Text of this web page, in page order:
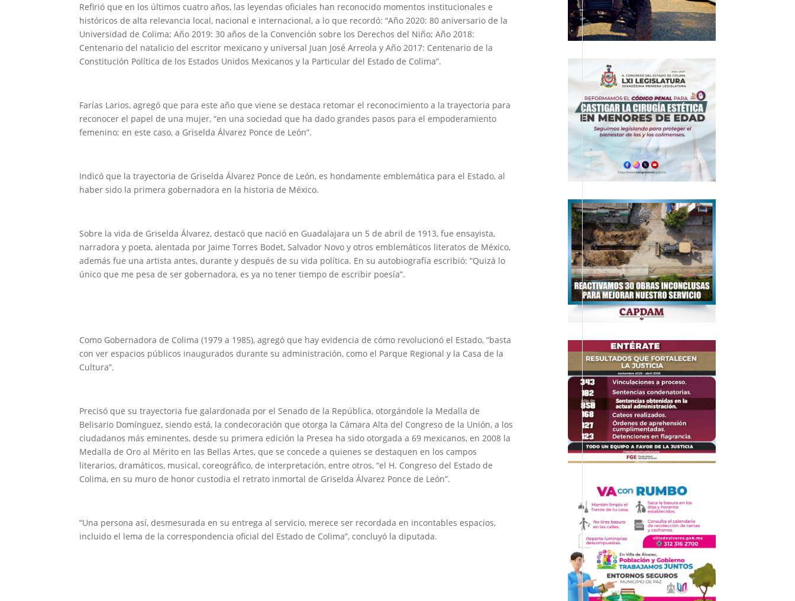
Refirió que en los últimos cuatro años, las leyendas oficiales han reconocido momentos institucionales e
históricos de alta relevancia local, nacional e internacional, a lo que recordó: “Año 2020: 80 aniversario de la
Universidad de Colima; Año 2019: 30 años de la Convención sobre los Derechos del Niño; Año 2018:
Centenario del natalicio del escritor mexicano y universal Juan José Arreola y Año 2017: Centenario de la
Constitución Política de los Estados Unidos Mexicanos y la Particular del Estado de Colima”.
Farías Larios, agregó que para este año que viene se destaca retomar el reconocimiento a la trayectoria para
reconocer el papel de una mujer, “en una sociedad que ha dado grandes pasos para el empoderamiento
femenino; en este caso, a Griselda Álvarez Ponce de León”.
Indicó que la trayectoria de Griselda Álvarez Ponce de León, es hondamente emblemática para el Estado, al
haber sido la primera gobernadora en la historia de México.
Sobre la vida de Griselda Álvarez, destacó que nació en Guadalajara un 5 de abril de 1913, fue ensayista,
narradora y poeta, alentada por Jaime Torres Bodet, Salvador Novo y otros emblemáticos literatos de México,
además fue una artista antes, durante y después de su vida política. En su autobiografía escribió: “Quizá lo
único que me pesa de ser gobernadora, es ya no tener tiempo de escribir poesía”.
Como Gobernadora de Colima (1979 a 1985), agregó que hay evidencia de cómo revolucionó el Estado, “basta
con ver espacios públicos inaugurados durante su administración, como el Parque Regional y la Casa de la
Cultura”.
Precisó que su trayectoria fue galardonada por el Senado de la República, otorgándole la Medalla de
Belisario Domínguez, siendo está, la condecoración que otorga la Cámara Alta del Congreso de la Unión, a los
ciudadanos más eminentes, desde su primera edición la Presea ha sido otorgada a 69 mexicanos, en 2008 la
Medalla de Oro al Mérito en las Bellas Artes, que se concede a quienes se destaquen en los campos
literarios, dramáticos, musical, coreográfico, de interpretación, entre otros, “el H. Congreso del Estado de
Colima, en su muro de honor custodia el retrato inmortal de Griselda Álvarez Ponce de León”.
“Una persona así, desmesurada en su entrega al servicio, merece ser recordada en incontables espacios,
incluido el lema de la correspondencia oficial del Estado de Colima”, concluyó la diputada.